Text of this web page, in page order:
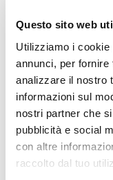
Questo sito web
Utilizziamo i
annunci, per
analizzare il nostro
informazioni sul
nostri partner che
pubblicità e social
con altre
raccolto dal tuo
Un ringraziamento